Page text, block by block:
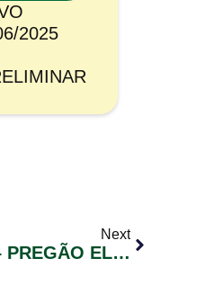
2025
Next
ATA DE REGISTRO DE PREÇOS Nº 035/2025 – PREGÃO ELETRÔNICO Nº 040/2025